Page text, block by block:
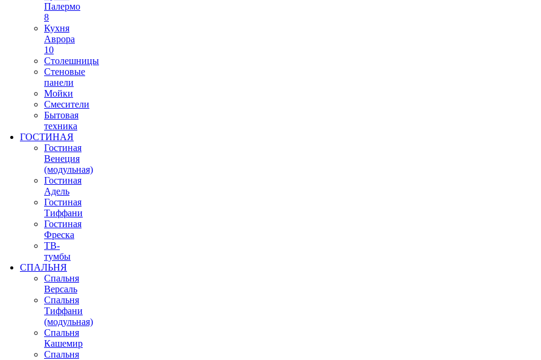
Палермо
8
Кухня
Аврора
10
Столешницы
Стеновые
панели
Мойки
Смесители
Бытовая
техника
ГОСТИНАЯ
Гостиная
Венеция
(модульная)
Гостиная
Адель
Гостиная
Тиффани
Гостиная
Фреска
ТВ-
тумбы
СПАЛЬНЯ
Спальня
Версаль
Спальня
Тиффани
(модульная)
Спальня
Кашемир
Спальня